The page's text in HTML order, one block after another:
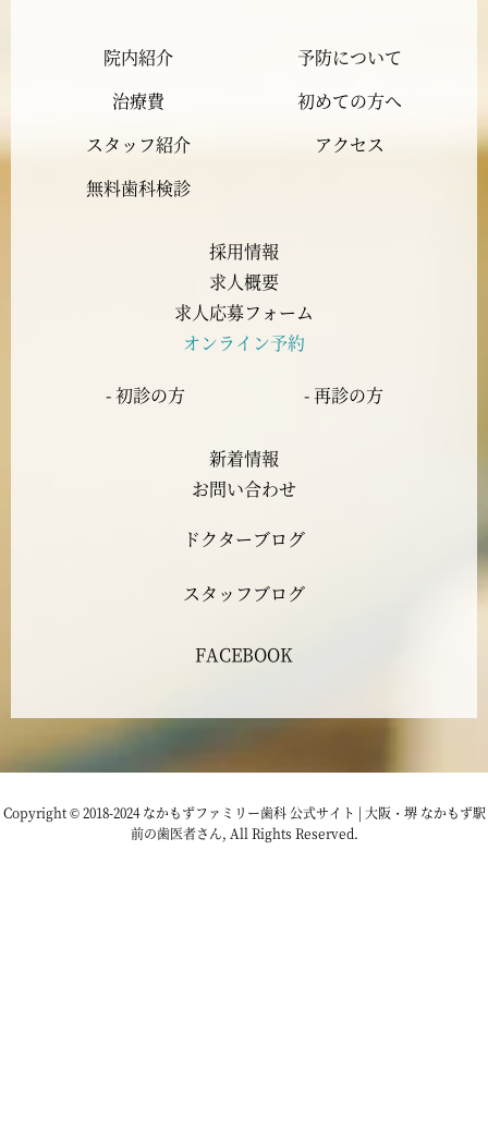
2023年11月
2023年8月
2023年7月
2023年4月
2023年3月
2023年2月
2023年1月
2022年12月
2022年10月
院内紹介
予防について
治療費
初めての方へ
スタッフ紹介
アクセス
無料歯科検診
採用情報
求人概要
求人応募フォーム
オンライン予約
- 初診の方 - 再診の方
新着情報
お問い合わせ
ドクターブログ
スタッフブログ
FACEBOOK
Copyright © 2018-2024 なかもずファミリー歯科 公式サイト | 大阪・堺 なかもず駅
前の歯医者さん, All Rights Reserved.